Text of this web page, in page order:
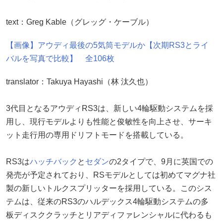
text：Greg Kable（グレッグ・ケーブル）
【画像】アウディ最後の5気筒モデルか【次期RS3とライ
バルを写真で比較】 全106枚
translator：Takuya Hayashi（林 汰久也）
3代目となるアウディRS3は、新しい4輪駆動システムを採
用し、現行モデルよりも性能と俊敏性を向上させ、サーキ
ット走行用の専用ドリフトモードを搭載している。
RS3はハッチバック と セダンの2タイプで、9月に英国での
発売が予定されており、RSモデルとしては初めてマグナ社
製の新しいトルクスプリッターを採用している。このシス
テムは、従来のRS3のハルデックス4輪駆動システムの多
板ディスククラッチとリアディファレンシャルに代わるも